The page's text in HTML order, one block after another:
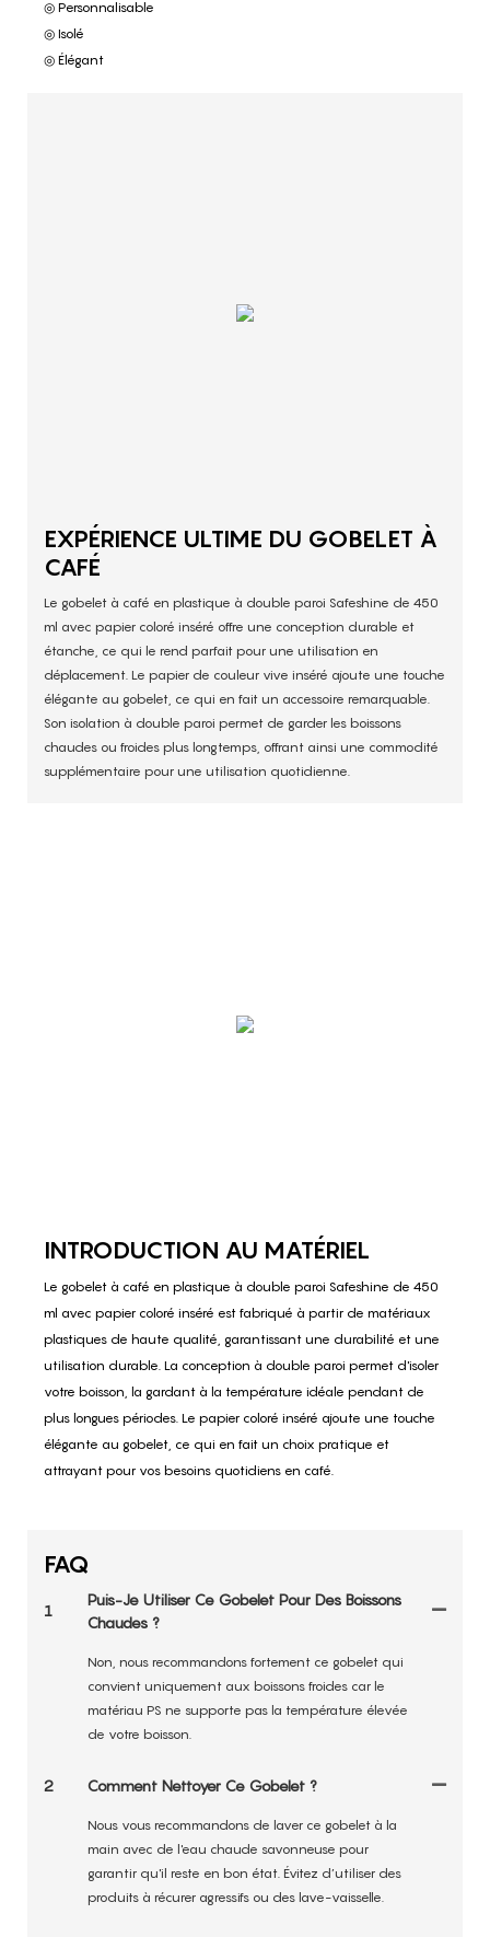
◎ Personnalisable
◎ Isolé
◎ Élégant
EXPÉRIENCE ULTIME DU GOBELET À
CAFÉ
Le gobelet à café en plastique à double paroi Safeshine de 450
ml avec papier coloré inséré offre une conception durable et
étanche, ce qui le rend parfait pour une utilisation en
déplacement. Le papier de couleur vive inséré ajoute une touche
élégante au gobelet, ce qui en fait un accessoire remarquable.
Son isolation à double paroi permet de garder les boissons
chaudes ou froides plus longtemps, offrant ainsi une commodité
supplémentaire pour une utilisation quotidienne.
INTRODUCTION AU MATÉRIEL
Le gobelet à café en plastique à double paroi Safeshine de 450
ml avec papier coloré inséré est fabriqué à partir de matériaux
plastiques de haute qualité, garantissant une durabilité et une
utilisation durable. La conception à double paroi permet d'isoler
votre boisson, la gardant à la température idéale pendant de
plus longues périodes. Le papier coloré inséré ajoute une touche
élégante au gobelet, ce qui en fait un choix pratique et
attrayant pour vos besoins quotidiens en café.
FAQ
1
Puis-Je Utiliser Ce Gobelet Pour Des Boissons
Chaudes ?
Non, nous recommandons fortement ce gobelet qui
convient uniquement aux boissons froides car le
matériau PS ne supporte pas la température élevée
de votre boisson.
2 Comment Nettoyer Ce Gobelet ?
Nous vous recommandons de laver ce gobelet à la
main avec de l'eau chaude savonneuse pour
garantir qu'il reste en bon état. Évitez d’utiliser des
produits à récurer agressifs ou des lave-vaisselle.